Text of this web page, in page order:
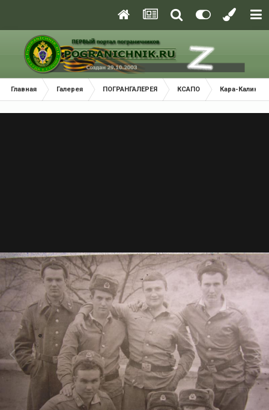
Главная Галерея ПОГРАНГАЛЕРЕЯ КСАПО Кара-